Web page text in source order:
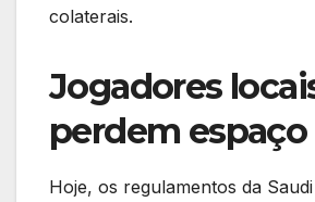
colaterais.
Jogadores
perdem espaço
Hoje, os regulamentos da